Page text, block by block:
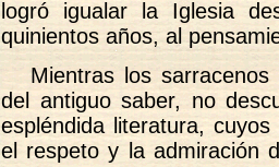
logró igualar la Iglesia
quinientos años, al
Mientras los
del antiguo saber, no
espléndida literatura,
el respeto y la admiración